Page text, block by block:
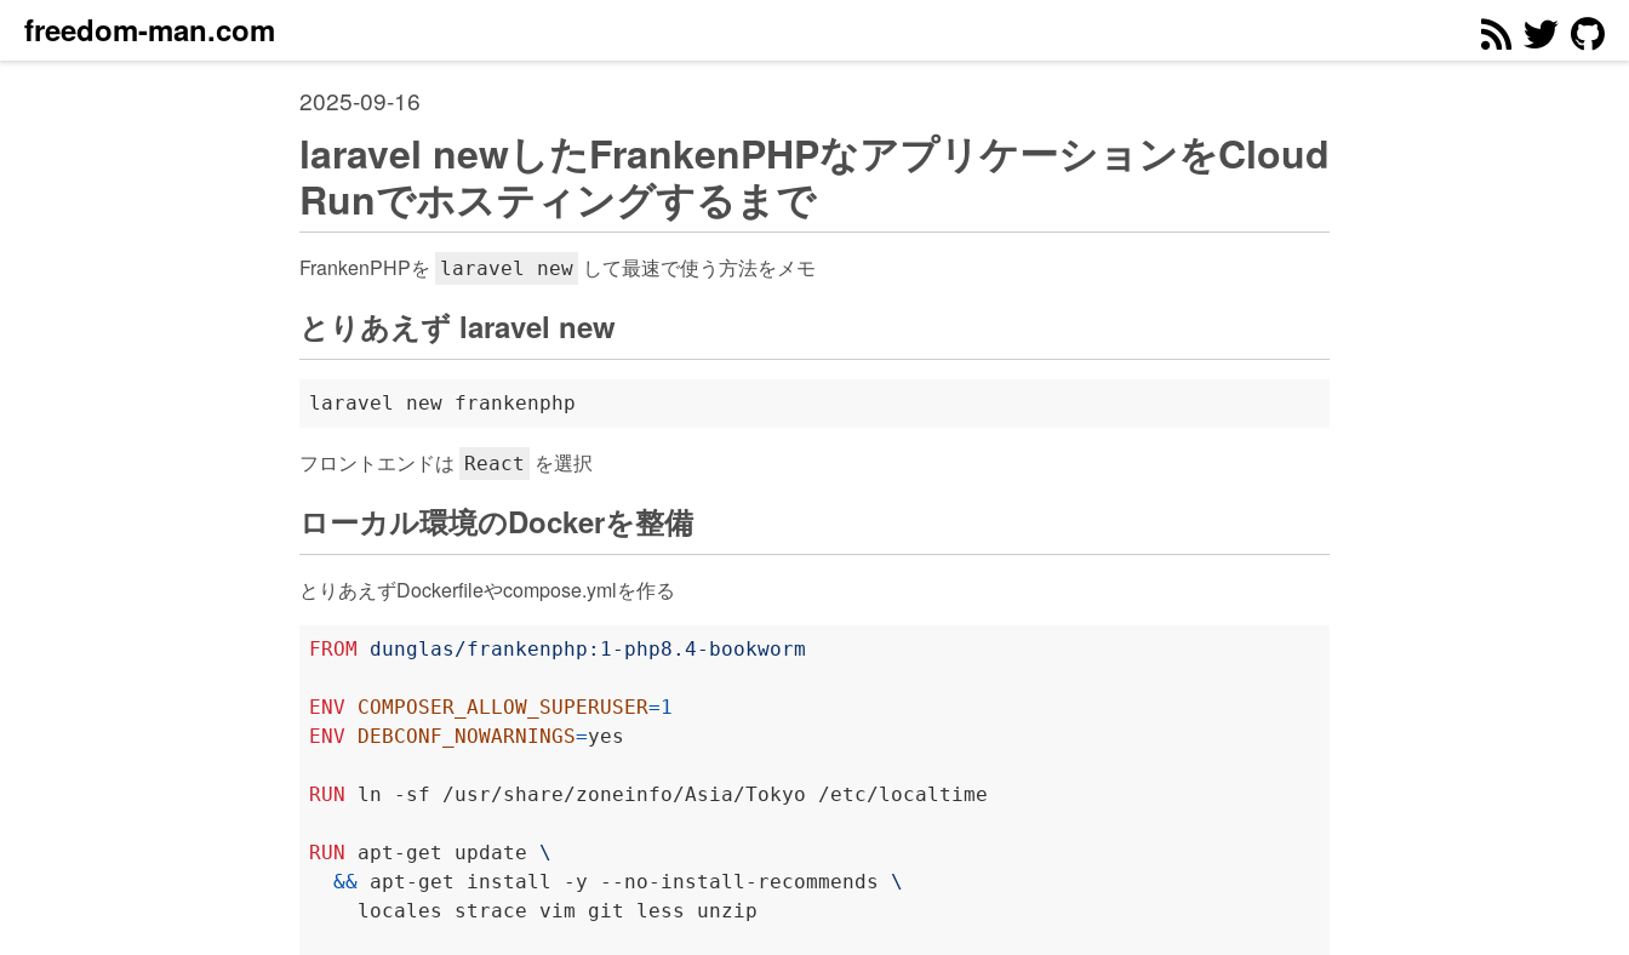
freedom-man.com
2025-09-16
laravel newしたFrankenPHPなアプリケーションをCloud
Runでホスティングするまで
FrankenPHPを laravel new して最速で使う方法をメモ
とりあえず laravel new
フロントエンドは React を選択
ローカル環境のDockerを整備
とりあえずDockerfileやcompose.ymlを作る
FROM dunglas/frankenphp:1-php8.4-bookworm
ENV COMPOSER_ALLOW_SUPERUSER=1
ENV
DEBCONF_NOWARNINGS=
RUN ln -sf /usr/share/zoneinfo/Asia/Tokyo /etc/localtime
RUN apt-get update
&& apt-get install -y --no-install-recommends
    locales strace vim git less unzip